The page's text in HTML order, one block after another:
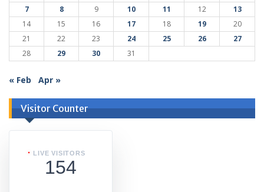
7
8 9 10 11 12
13
14
15 16 17 18 19
20
21
22 23 24 25 26
27
28
29 30 31
« Feb Apr »
Visitor Counter
LIVE VISITORS
154